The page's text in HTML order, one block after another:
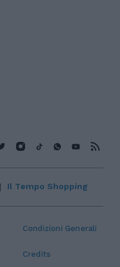
Condizioni Generali
Credits
Il Tempo Shopping